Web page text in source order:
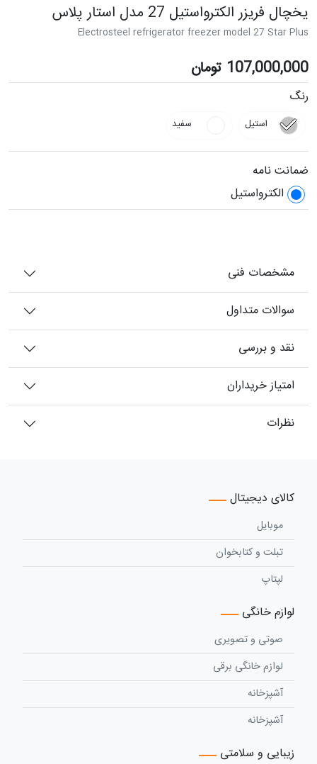
یخچال فریزر الکترواستیل 27 مدل استار پلاس
Electrosteel refrigerator freezer model 27 Star Plus
107,000,000 تومان
رنگ
استیل سفید
ضمانت نامه
الکترواستیل
مشخصات فنی
سوالات متداول
نقد و بررسی
امتیاز خریداران
نظرات
کالای دیجیتال
موبایل
تبلت و کتابخوان
لپتاپ
لوازم خانگی
صوتی و تصویری
لوازم خانگی برقی
آشپزخانه
آشپزخانه
زیبایی و سلامتی